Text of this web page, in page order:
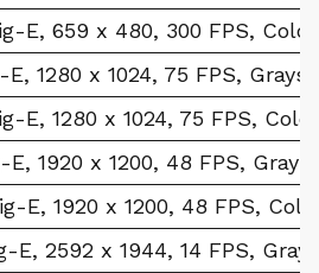
E, 659 x 480, 300 FPS,
E, 1280 x 1024, 75 FPS,
E, 1280 x 1024, 75 FPS,
E, 1920 x 1200, 48 FPS,
E, 1920 x 1200, 48 FPS,
E, 2592 x 1944, 14 FPS,